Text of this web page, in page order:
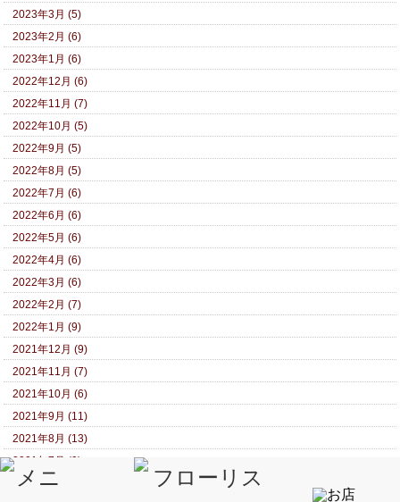
2023年3月 (5)
2023年2月 (6)
2023年1月 (6)
2022年12月 (6)
2022年11月 (7)
2022年10月 (5)
2022年9月 (5)
2022年8月 (5)
2022年7月 (6)
2022年6月 (6)
2022年5月 (6)
2022年4月 (6)
2022年3月 (6)
2022年2月 (7)
2022年1月 (9)
2021年12月 (9)
2021年11月 (7)
2021年10月 (6)
2021年9月 (11)
2021年8月 (13)
2021年7月 (9)
2021年6月 (11)